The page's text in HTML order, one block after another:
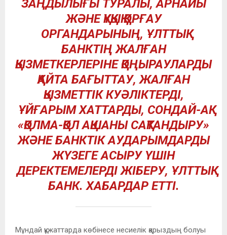
ЗАҢДЫЛЫҒЫ ТУРАЛЫ, АРНАЙЫ
ЖӘНЕ ҚҰҚЫҚ ҚОРҒАУ
ОРГАНДАРЫНЫҢ, ҰЛТТЫҚ
БАНКТІҢ ЖАЛҒАН
ҚЫЗМЕТКЕРЛЕРІНЕ ҚОҢЫРАУЛАРДЫ
ҚАЙТА БАҒЫТТАУ, ЖАЛҒАН
ҚЫЗМЕТТІК КУӘЛІКТЕРДІ,
ҰЙҒАРЫМ ХАТТАРДЫ, СОНДАЙ-АҚ
«ҚОЛМА-ҚОЛ АҚШАНЫ САҚТАНДЫРУ»
ЖӘНЕ БАНКТІК АУДАРЫМДАРДЫ
ЖҮЗЕГЕ АСЫРУ ҮШІН
ДЕРЕКТЕМЕЛЕРДІ ЖІБЕРУ, ҰЛТТЫҚ
БАНК. ХАБАРДАР ЕТТІ.
Мұндай құжаттарда көбінесе несиелік қарыздың болуы